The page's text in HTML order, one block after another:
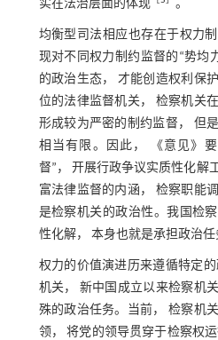
实在法治层面的体现
。
均衡型司法相应也存在于权力
现对不同权力制约监督的“势均
的政治生态， 才能创造权利保
位的法律监督机关， 检察机关
形成较为严密的制约监督， 但
相当有限。因此， 《意见》
督”， 开展行政争议实质性化解
富法律监督的内涵， 检察职能
是检察机关的政治性。我国检
性化解， 本身也就是承担政治任
权力的价值演进历来遵循特定
机关， 新中国成立以来检察机
殊的政治任务。当前， 检察机
领， 将党的领导贯穿于检察权